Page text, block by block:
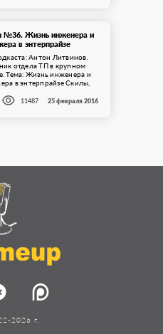
№36. Жизнь инженера и
в энтерпрайзе
Антон Литвинов.
отдела ТП в крупном
Тема: Жизнь инженера и
в энтерпрайзе Скилы,
11487 25 февраля 2016
2026 г.